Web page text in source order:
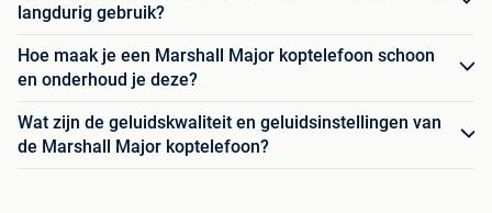
langdurig gebruik?
Hoe maak je een Marshall Major koptelefoon schoon
en onderhoud je deze?
Wat zijn de geluidskwaliteit en geluidsinstellingen van
de Marshall Major koptelefoon?